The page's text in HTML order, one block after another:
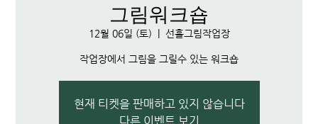
그림워크숍
12월 06일 (토) 선흘그림작업장
작업장에서 그림을 그릴수 있는 워크숍
현재 티켓을 판매하고 있지 않습니다
다른 이벤트 보기